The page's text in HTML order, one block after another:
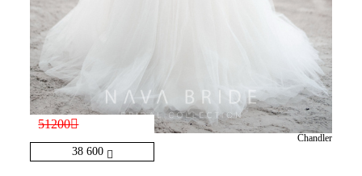
38 600
51200
Chandler